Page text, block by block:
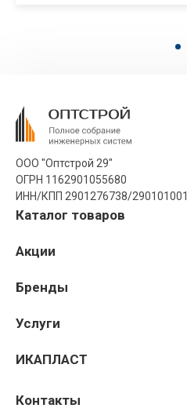
ООО "Оптстрой 29"
ОГРН 1162901055680
ИНН/КПП 2901276738/290101001
Каталог товаров
Акции
Бренды
Услуги
ИКАПЛАСТ
Контакты